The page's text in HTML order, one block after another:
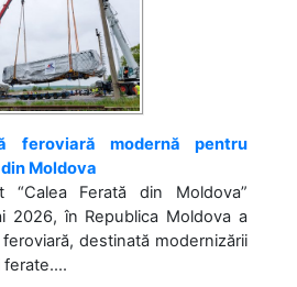
feroviară modernă pentru
Moldova
“Calea Ferată din Moldova”
2026, în Republica Moldova a
destinată modernizării